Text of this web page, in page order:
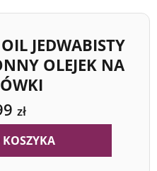
JEDWABISTY
OLEJEK NA
zł